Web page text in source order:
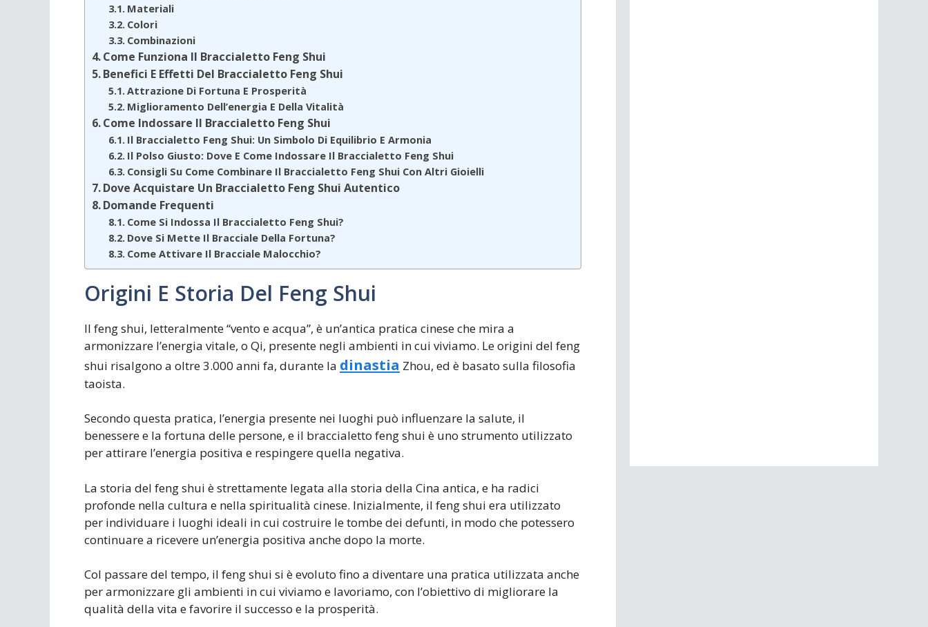
Materiali
Colori
Combinazioni
Come Funziona Il Braccialetto Feng Shui
Benefici E Effetti Del Braccialetto Feng Shui
Attrazione Di Fortuna E Prosperità
Miglioramento Dell’energia E Della Vitalità
Come Indossare Il Braccialetto Feng Shui
Il Braccialetto Feng Shui: Un Simbolo Di Equilibrio E Armonia
Il Polso Giusto: Dove E Come Indossare Il Braccialetto Feng Shui
Consigli Su Come Combinare Il Braccialetto Feng Shui Con Altri Gioielli
Dove Acquistare Un Braccialetto Feng Shui Autentico
Domande Frequenti
Come Si Indossa Il Braccialetto Feng Shui?
Dove Si Mette Il Bracciale Della Fortuna?
Come Attivare Il Bracciale Malocchio?
Origini E Storia Del Feng Shui
Il feng shui, letteralmente “vento e acqua”, è un’antica pratica cinese che mira a
armonizzare l’energia vitale, o Qi, presente negli ambienti in cui viviamo. Le origini del feng
shui risalgono a oltre 3.000 anni fa, durante la dinastia Zhou, ed è basato sulla filosofia
taoista.
Secondo questa pratica, l’energia presente nei luoghi può influenzare la salute, il
benessere e la fortuna delle persone, e il braccialetto feng shui è uno strumento utilizzato
per attirare l’energia positiva e respingere quella negativa.
La storia del feng shui è strettamente legata alla storia della Cina antica, e ha radici
profonde nella cultura e nella spiritualità cinese. Inizialmente, il feng shui era utilizzato
per individuare i luoghi ideali in cui costruire le tombe dei defunti, in modo che potessero
continuare a ricevere un’energia positiva anche dopo la morte.
Col passare del tempo, il feng shui si è evoluto fino a diventare una pratica utilizzata anche
per armonizzare gli ambienti in cui viviamo e lavoriamo, con l’obiettivo di migliorare la
qualità della vita e favorire il successo e la prosperità.